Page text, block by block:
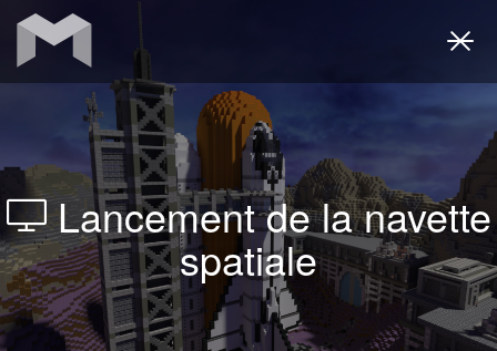
Lancement de la navette
spatiale